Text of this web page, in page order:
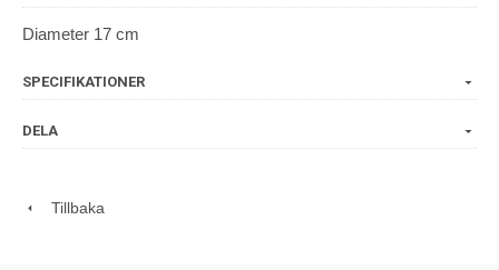
Diameter 17 cm
SPECIFIKATIONER
DELA
Tillbaka